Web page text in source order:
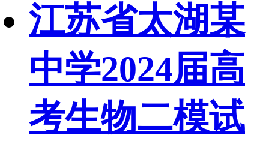
江苏省太湖某
中学2024届高
考生物二模试